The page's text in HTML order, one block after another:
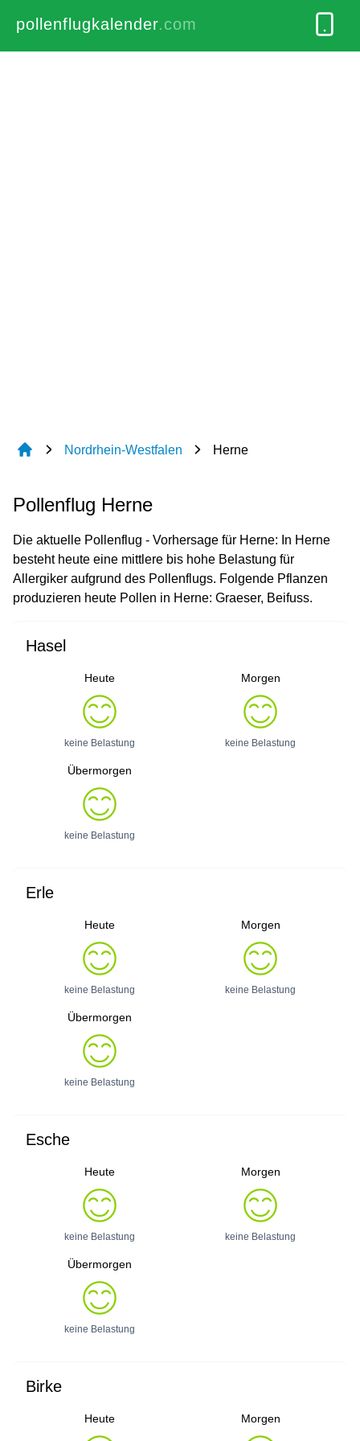
pollenflugkalender.com
Nordrhein-Westfalen Herne
Pollenflug Herne
Die aktuelle Pollenflug - Vorhersage für Herne: In Herne
besteht heute eine mittlere bis hohe Belastung für
Allergiker aufgrund des Pollenflugs. Folgende Pflanzen
produzieren heute Pollen in Herne: Graeser, Beifuss.
Hasel
Heute
keine Belastung
Morgen
keine Belastung
Übermorgen
keine Belastung
Erle
Heute
keine Belastung
Morgen
keine Belastung
Übermorgen
keine Belastung
Esche
Heute
keine Belastung
Morgen
keine Belastung
Übermorgen
keine Belastung
Birke
Heute Morgen